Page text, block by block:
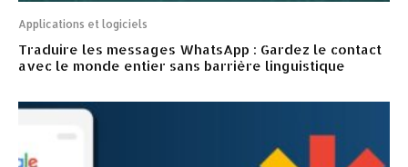
Applications et logiciels
Traduire les messages WhatsApp : Gardez le contact
avec le monde entier sans barrière linguistique